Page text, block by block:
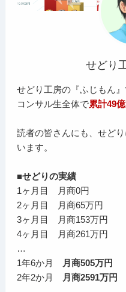
せどり
せどり工房の『ふじもん』
コンサル生全体で累計49
読者の皆さんにも、せど
います。
■せどりの実績
1ヶ月目 月商0円
2ヶ月目 月商65万円
3ヶ月目 月商153万円
4ヶ月目 月商261万円
…
1年6か月
月商505万円
2年2か月
月商2591万円